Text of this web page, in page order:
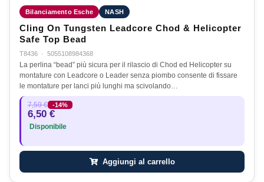
Bilanciamento Esche NASH
Cling On Tungsten Leadcore Chod & Helicopter
Safe Top Bead
T8436 · 5055108984368
La perlina “bead” più sicura per il rilascio di Chod ed Helicopter su
montature con Leadcore o Leader senza piombo consente di fissare
le montature per lanci più lunghi ma scivolando…
7,59 € -14%
6,50 €
Disponibile
Aggiungi al carrello